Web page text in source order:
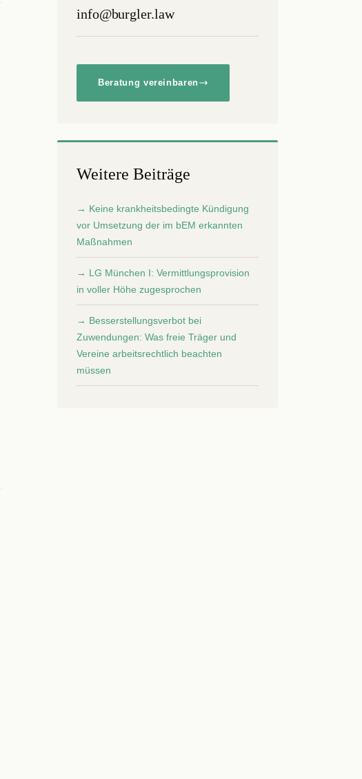
info@burgler.law
Beratung vereinbaren
Weitere Beiträge
→ Keine krankheitsbedingte Kündigung
vor Umsetzung der im bEM erkannten
Maßnahmen
→ LG München I: Vermittlungsprovision
in voller Höhe zugesprochen
→ Besserstellungsverbot bei
Zuwendungen: Was freie Träger und
Vereine arbeitsrechtlich beachten
müssen